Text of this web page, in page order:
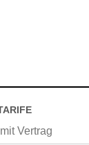
Vertrag